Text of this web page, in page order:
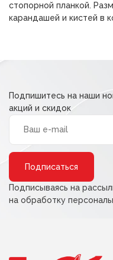
стопорной планкой.
карандашей и кистей в
Подпишитесь на наши
акций и скидок
Подписываясь на
на обработку